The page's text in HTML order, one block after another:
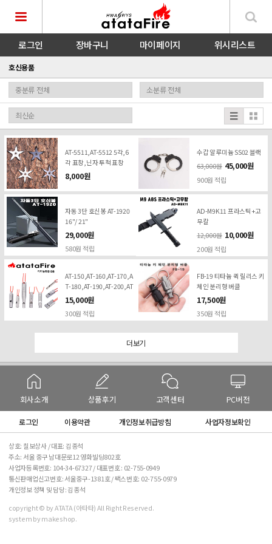
로그인 장바구니 마이페이지 위시리스트
호신용품
AT-5511,AT-5512 5각,6
각 표창,닌자 투척 표창
8,000원
수갑 알루미늄 SS02 블랙
63,000원 45,000원
900원 적립
자동 3단 호신봉 AT-1920
16"/ 21"
29,000원
580원 적립
AD-M9K11 프라스틱+고
무칼
12,000원 10,000원
200원 적립
AT-150,AT-160,AT-170,A
T-180,AT-190,AT-200,AT
-210,AT-023 티타늄 휘슬
125데시벨
15,000원
300원 적립
FB-19 티타늄 퀵 릴리스 키
체인 분리형 버클
17,500원
350원 적립
더보기
회사소개 상품후기 고객센터 PC버전
로그인 이용약관 개인정보취급방침 사업자정보확인
상호: 칠보상사 / 대표: 김종석
주소: 서울 중구 남대문로12 영화빌딩802호
사업자등록번호: 104-34-67327 / 대표번호 : 02-755-0949
통신판매업신고번호: 서울중구-1381호 / 팩스번호: 02-755-0979
개인정보 정책 및 담당: 김종석
copyright © by ATATA (아타타) All Right Reserved.
system by makeshop.